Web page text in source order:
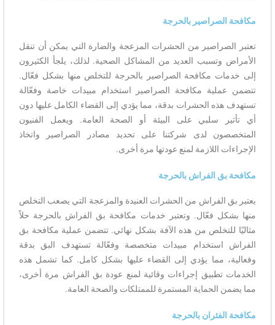
مكافحة الصراصير بالحرجة
تعتبر الصراصير من الحشرات المزعجة والضارة التي يمكن أن تنقل
الأمراض وتسبب العديد من المشاكل الصحية. لذلك، يلجأ الكثيرون
إلى خدمات مكافحة الصراصير بالحرجة للتخلص منها بشكل فعّال.
تتضمن عملية مكافحة الصراصير استخدام مبيدات خاصة وفعّالة
تستهدف هذه الحشرات بدقة، مما يؤدي إلى القضاء الكامل عليها دون
أي تأثير سلبي على البيئة أو الصحة العامة. ويعمل الفنيون
المتخصصون لدى شركتنا على تحديد مصادر الصراصير واتخاذ
الإجراءات اللازمة لمنع عودتها مرة أخرى.
مكافحة بق الفراش بالحرجة
يعتبر بق الفراش من الحشرات العنيدة والمزعجة التي يصعب التخلص
منها بشكل فعّال. وتعتبر خدمات مكافحة بق الفراش بالحرجة حلاً
مثاليًا للتخلص من هذه الآفة بشكل نهائي. تتضمن عملية مكافحة بق
الفراش استخدام مبيدات متخصصة وفعّالة تستهدف البق بدقة
وفعالية، مما يؤدي إلى القضاء عليها بشكل كامل. كما تشمل هذه
الخدمات تطبيق إجراءات وقائية لمنع عودة بق الفراش مرة أخرى،
مما يضمن الحماية المستمرة للممتلكات والصحة العامة.
مكافحة الفئران بالحرجة